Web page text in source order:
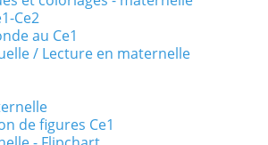
Ce2
au Ce1
/ Lecture en maternelle
de figures Ce1